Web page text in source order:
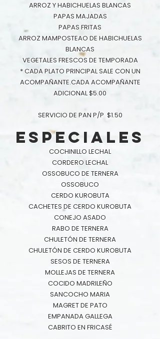
ARROZ Y HABICHUELAS BLANCAS
PAPAS MAJADAS
PAPAS FRITAS
ARROZ MAMPOSTEAO DE HABICHUELAS
BLANCAS
VEGETALES FRESCOS DE TEMPORADA
* CADA PLATO PRINCIPAL SALE CON UN
ACOMPAÑANTE.CADA ACOMPAÑANTE
ADICIONAL $5.00
SERVICIO DE PAN P/P $1.50
ESPECIALES
COCHINILLO LECHAL
CORDERO LECHAL
OSSOBUCO DE TERNERA
OSSOBUCO
CERDO KUROBUTA
CACHETES DE CERDO KUROBUTA
CONEJO ASADO
RABO DE TERNERA
CHULETÓN DE TERNERA
CHULETÓN DE CERDO KUROBUTA
SESOS DE TERNERA
MOLLEJAS DE TERNERA
COCIDO MADRILEÑO
SANCOCHO MARIA
MAGRET DE PATO
EMPANADA GALLEGA
CABRITO EN FRICASÉ